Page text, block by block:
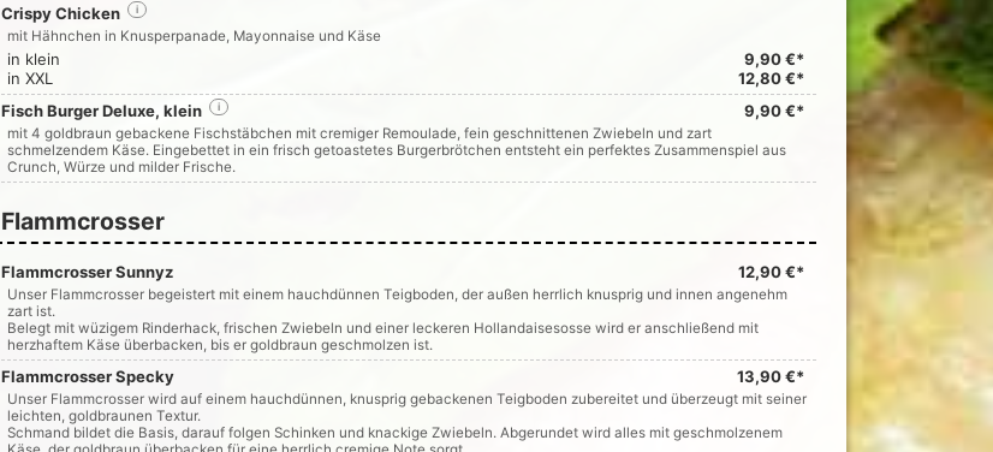
Crispy Chicken
i
mit Hähnchen in Knusperpanade, Mayonnaise und Käse
in klein
9,90 €*
in XXL
12,80 €*
Fisch Burger Deluxe, klein
9,90 €*
i
mit 4 goldbraun gebackene Fischstäbchen mit cremiger Remoulade, fein geschnittenen Zwiebeln und zart
schmelzendem Käse. Eingebettet in ein frisch getoastetes Burgerbrötchen entsteht ein perfektes Zusammenspiel aus
Crunch, Würze und milder Frische.
Flammcrosser
Flammcrosser Sunnyz 12,90 €*
Unser Flammcrosser begeistert mit einem hauchdünnen Teigboden, der außen herrlich knusprig und innen angenehm
zart ist.
Belegt mit wüzigem Rinderhack, frischen Zwiebeln und einer leckeren Hollandaisesosse wird er anschließend mit
herzhaftem Käse überbacken, bis er goldbraun geschmolzen ist.
Flammcrosser Specky 13,90 €*
Unser Flammcrosser wird auf einem hauchdünnen, knusprig gebackenen Teigboden zubereitet und überzeugt mit seiner
leichten, goldbraunen Textur.
Schmand bildet die Basis, darauf folgen Schinken und knackige Zwiebeln. Abgerundet wird alles mit geschmolzenem